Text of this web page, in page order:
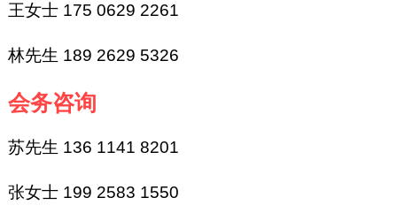
王女士 175 0629 2261
林先生 189 2629 5326
会务咨询
苏先生 136 1141 8201
张女士 199 2583 1550